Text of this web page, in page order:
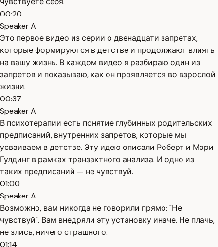
00:20
Speaker A
Это первое видео из серии о двенадцати запретах,
которые формируются в детстве и продолжают влиять
на вашу жизнь. В каждом видео я разбираю один из
запретов и показываю, как он проявляется во взрослой
жизни.
00:37
Speaker A
В психотерапии есть понятие глубинных родительских
предписаний, внутренних запретов, которые мы
усваиваем в детстве. Эту идею описали Роберт и Мэри
Гулдинг в рамках транзактного анализа. И одно из
таких предписаний — не чувствуй.
01:00
Speaker A
Возможно, вам никогда не говорили прямо: "Не
чувствуй". Вам внедряли эту установку иначе. Не плачь,
не злись, ничего страшного.
01:14